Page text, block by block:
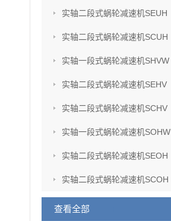
实轴二段式蜗轮减速机SEUH
实轴二段式蜗轮减速机SCUH
实轴一段式蜗轮减速机SHVW
实轴二段式蜗轮减速机SEHV
实轴二段式蜗轮减速机SCHV
实轴一段式蜗轮减速机SOHW
实轴二段式蜗轮减速机SEOH
实轴二段式蜗轮减速机SCOH
查看全部